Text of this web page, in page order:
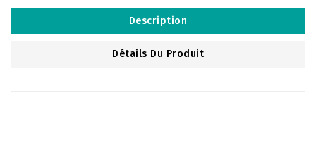
Description
Détails Du Produit